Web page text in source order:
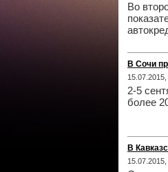
Во
В Сочи
2-5
более
В